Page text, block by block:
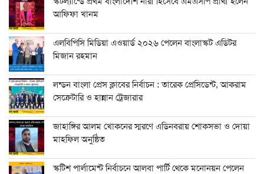
আফিফা খানম
এলবিপিসি মিডিয়া এওয়ার্ড ২০২৬ পেলেন বাংলাস্কট এডিটর
মিজান রহমান
লন্ডন বাংলা প্রেস ক্লাবের নির্বাচন : তারেক প্রেসিডেন্ট, আকরাম
সেক্রেটারি ও হান্নান ট্রেজারার
জাহাঙ্গির আলম খোকনের স্মরণে এডিনবরায় শোকসভা ও দোয়া
মাহফিল অনুষ্ঠিত
স্কটিশ পার্লামেন্ট নির্বাচনে আলবা পার্টি থেকে মনোনয়ন পেলেন